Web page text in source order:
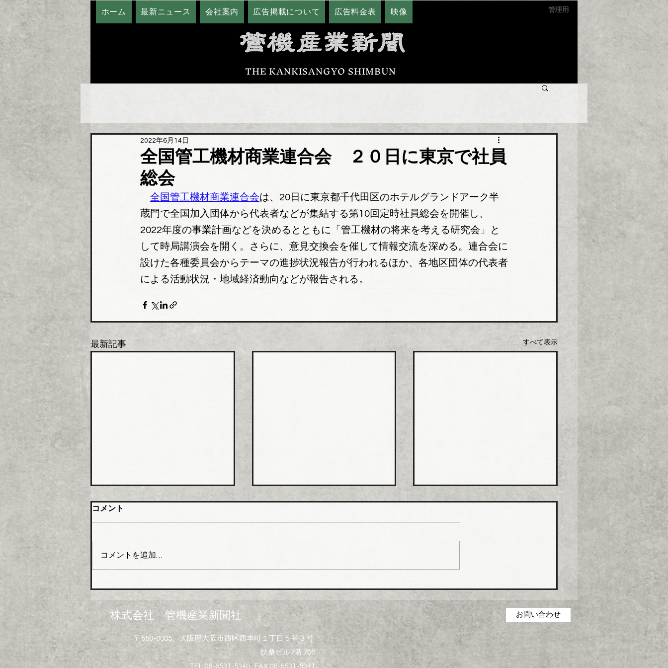
ホーム 最新ニュース 会社案内 広告掲載について 広告料金表 映像
THE KANKISANGYO SHIMBUN
管理用
全国管工機材商業連合会 ２０日に東京で社員
総会
2022年6月14日
全国管工機材商業連合会は、20日に東京都千代田区のホテルグランドアーク半
蔵門で全国加入団体から代表者などが集結する第10回定時社員総会を開催し、
2022年度の事業計画などを決めるとともに「管工機材の将来を考える研究会」と
して時局講演会を開く。さらに、意見交換会を催して情報交流を深める。連合会に
設けた各種委員会からテーマの進捗状況報告が行われるほか、各地区団体の代表者
による活動状況・地域経済動向などが報告される。
最新記事 すべて表示
橋本総業 新関西配送センタ
ー開設
貞一氏）はこのほど関西№１の
在庫アイテムと物流体制の強化
た倉庫を移転し新関西配送セン
ターとして業務を開始した。
新関西配送センターは、地上５
階建（倉庫部分４層）鉄骨造で
敷地面積は約３６０２坪、延床
面積は約７２９４坪。５階部分
にはイベントや勉強会などを開
日本継手 管継手など９月か
手やコア継手、ステンレスねじ
各種管継手と関連部材について
価格改定を実施する。 管継手
類の原材料、副資材の調達コス
トの高騰に加えて、エネルギー
コストの上昇やその他の資材価
格、輸送コストなど間接費用も
増大しており、企業努力だけで
積水化学工業 強化プラ複合
上げ
０月１日出荷分から１０％以上
コメント
コメントを追加…
株式会社 管機産業新聞社 お問い合わせ
〒550-0005 大阪府大阪市西区西本町１丁目５番３号
扶桑ビル7階 706
TEL 06-6531-5340 FAX 06-6531-5341